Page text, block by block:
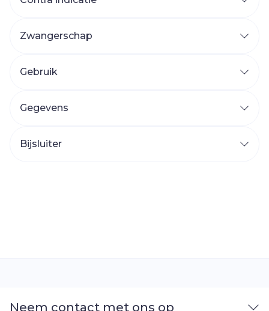
Zwangerschap
Gebruik
Gegevens
Bijsluiter
Neem contact met ons op